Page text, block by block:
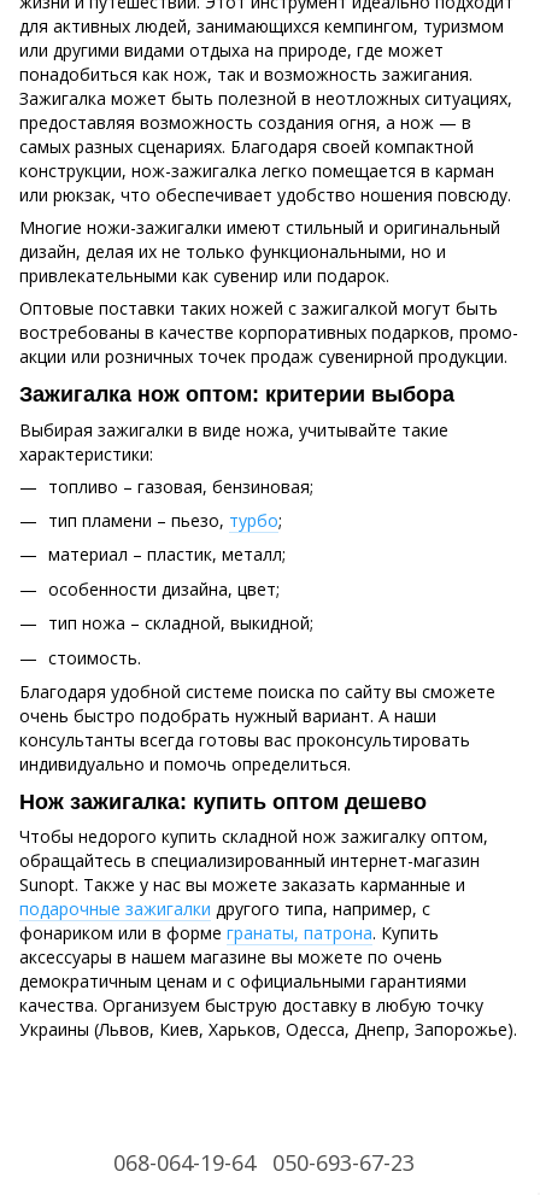
для активных людей, занимающихся кемпингом, туризмом
или другими видами отдыха на природе, где может
понадобиться как нож, так и возможность зажигания.
Зажигалка может быть полезной в неотложных ситуациях,
предоставляя возможность создания огня, а нож — в
самых разных сценариях. Благодаря своей компактной
конструкции, нож-зажигалка легко помещается в карман
или рюкзак, что обеспечивает удобство ношения повсюду.
Многие ножи-зажигалки имеют стильный и оригинальный
дизайн, делая их не только функциональными, но и
привлекательными как сувенир или подарок.
Оптовые поставки таких ножей с зажигалкой могут быть
востребованы в качестве корпоративных подарков, промо-
акции или розничных точек продаж сувенирной продукции.
Зажигалка нож оптом: критерии выбора
Выбирая зажигалки в виде ножа, учитывайте такие
характеристики:
топливо – газовая, бензиновая;
тип пламени – пьезо, турбо;
материал – пластик, металл;
особенности дизайна, цвет;
тип ножа – складной, выкидной;
стоимость.
Благодаря удобной системе поиска по сайту вы сможете
очень быстро подобрать нужный вариант. А наши
консультанты всегда готовы вас проконсультировать
индивидуально и помочь определиться.
Нож зажигалка: купить оптом дешево
Чтобы недорого купить складной нож зажигалку оптом,
обращайтесь в специализированный интернет-магазин
Sunopt. Также у нас вы можете заказать карманные и
подарочные зажигалки другого типа, например, с
фонариком или в форме гранаты, патрона. Купить
аксессуары в нашем магазине вы можете по очень
демократичным ценам и с официальными гарантиями
качества. Организуем быструю доставку в любую точку
Украины (Львов, Киев, Харьков, Одесса, Днепр, Запорожье).
068-064-19-64 050-693-67-23